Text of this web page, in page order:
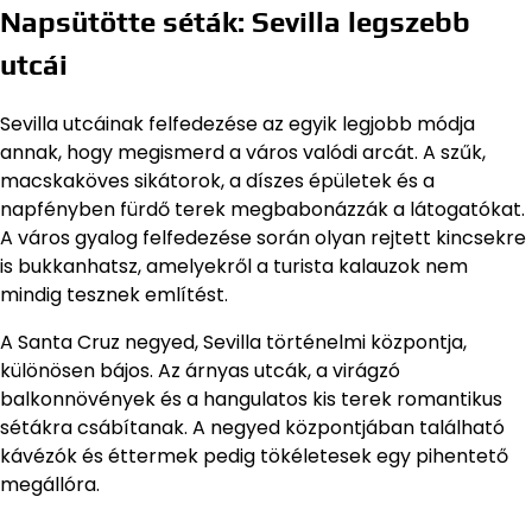
Napsütötte séták: Sevilla legszebb
utcái
Sevilla utcáinak felfedezése az egyik legjobb módja
annak, hogy megismerd a város valódi arcát. A szűk,
macskaköves sikátorok, a díszes épületek és a
napfényben fürdő terek megbabonázzák a látogatókat.
A város gyalog felfedezése során olyan rejtett kincsekre
is bukkanhatsz, amelyekről a turista kalauzok nem
mindig tesznek említést.
A Santa Cruz negyed, Sevilla történelmi központja,
különösen bájos. Az árnyas utcák, a virágzó
balkonnövények és a hangulatos kis terek romantikus
sétákra csábítanak. A negyed központjában található
kávézók és éttermek pedig tökéletesek egy pihentető
megállóra.